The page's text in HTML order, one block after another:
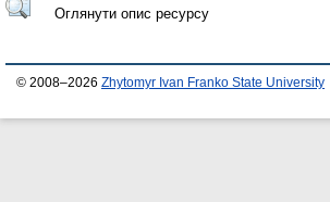
Оглянути опис ресурсу
© 2008–2026 Zhytomyr Ivan Franko State University